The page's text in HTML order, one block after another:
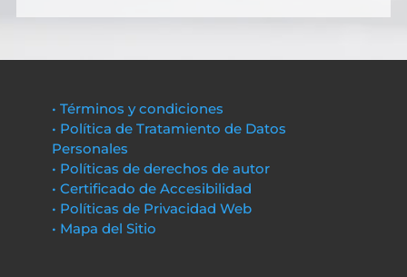
• Términos y condiciones
• Política de Tratamiento de Datos
Personales
• Políticas de derechos de autor
• Certificado de Accesibilidad
• Políticas de Privacidad Web
• Mapa del Sitio